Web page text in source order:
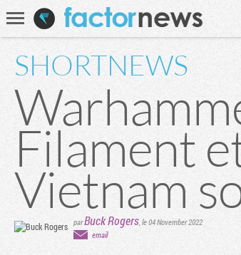
Recherche
SHORTNEWS
Filament
Vietnam
parBuck Rogers,le 04 November 2022
email